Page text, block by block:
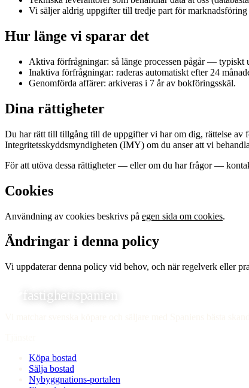
Vi säljer aldrig uppgifter till tredje part för marknadsföring
Hur länge vi sparar det
Aktiva förfrågningar: så länge processen pågår — typiskt
Inaktiva förfrågningar: raderas automatiskt efter 24
Genomförda affärer: arkiveras i 7 år av bokföringsskäl.
Dina rättigheter
Du har rätt till tillgång till de uppgifter vi har om dig, rättelse av
Integritetsskyddsmyndigheten (IMY) om du anser att vi
För att utöva dessa rättigheter — eller om du har frågor —
Cookies
Användning av cookies beskrivs på egen sida om cookies.
Ändringar i denna policy
Vi uppdaterar denna policy vid behov, och när regelverk eller
fastighet spanien
Köpa bostad
Sälja bostad
Nybyggnations-portalen